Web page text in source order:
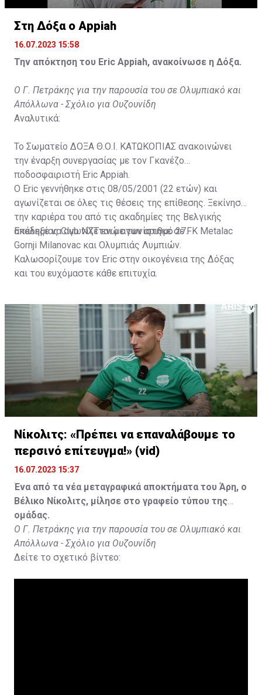
Στη Δόξα ο Appiah
16.07.2023 15:58
Την απόκτηση του Eric Appiah, ανακοίνωσε η Δόξα.
Ο Γ. Πετράκης για την παρουσία του σε Ολυμπιακό και
Απόλλωνα - Σχόλιο για Ουζουνίδη
Αναλυτικά:
Το Σωματείο ΔΟΞΑ Θ.Ο.Ι. ΚΑΤΩΚΟΠΙΑΣ ανακοινώνει
την έναρξη συνεργασίας με τον Γκανέζο
ποδοσφαιριστή Eric Appiah.
Ο Eric γεννήθηκε στις 08/05/2001 (22 ετών) και
αγωνίζεται σε όλες τις θέσεις της επίθεσης. Ξεκίνησε
την καριέρα του από τις ακαδημίες της Βελγικής
ακαδημίας Club NXT ενώ αγωνίστηκε σε FK Metalac
Gornji Milanovac και Ολυμπιάς Λυμπιών.
Επέλεξε να αγωνίζεται με τον αριθμό 27.
Καλωσορίζουμε τον Eric στην οικογένεια της Δόξας
και του ευχόμαστε κάθε επιτυχία.
Νίκολιτς: «Πρέπει να επαναλάβουμε το
περσινό επίτευγμα!» (vid)
16.07.2023 15:37
Ένα από τα νέα μεταγραφικά αποκτήματα του Άρη, ο
Βέλικο Νίκολιτς, μίλησε στο γραφείο τύπου της
ομάδας.
Ο Γ. Πετράκης για την παρουσία του σε Ολυμπιακό και
Απόλλωνα - Σχόλιο για Ουζουνίδη
Δείτε το σχετικό βίντεο: